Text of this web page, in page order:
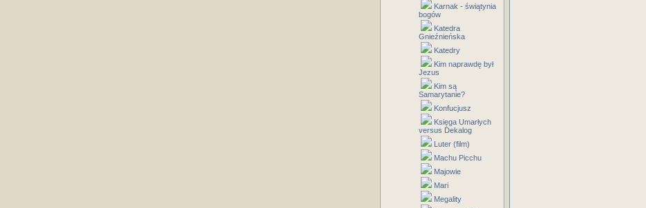
Karnak - świątynia
bogów
Katedra
Gnieźnieńska
Katedry
Kim naprawdę był
Jezus
Kim są
Samarytanie?
Konfucjusz
Księga Umarłych
versus Dekalog
Luter (film)
Machu Picchu
Majowie
Mari
Megality